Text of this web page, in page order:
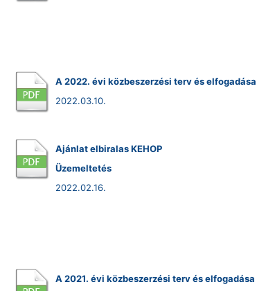
A 2022. évi közbeszerzési terv és elfogadása
2022.03.10.
Ajánlat elbiralas KEHOP
Üzemeltetés
2022.02.16.
A 2021. évi közbeszerzési terv és elfogadása